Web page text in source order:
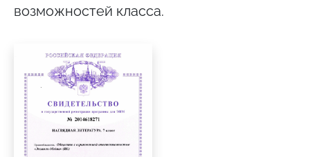
возможностей класса.